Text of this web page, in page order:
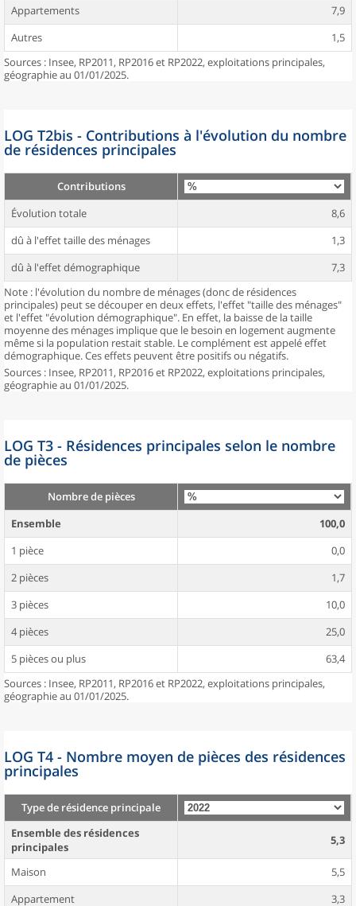
Appartements
7,9
Autres
1,5
Sources : Insee, RP2011, RP2016 et RP2022, exploitations principales,
géographie au 01/01/2025.
LOG T2bis - Contributions à l'évolution du nombre
de résidences principales
Contributions
Évolution totale
8,6
dû à l'effet taille des ménages
1,3
dû à l'effet démographique
7,3
Note : l'évolution du nombre de ménages (donc de résidences
principales) peut se découper en deux effets, l'effet "taille des ménages"
et l'effet "évolution démographique". En effet, la baisse de la taille
moyenne des ménages implique que le besoin en logement augmente
même si la population restait stable. Le complément est appelé effet
démographique. Ces effets peuvent être positifs ou négatifs.
Sources : Insee, RP2011, RP2016 et RP2022, exploitations principales,
géographie au 01/01/2025.
LOG T3 - Résidences principales selon le nombre
de pièces
Nombre de pièces
Ensemble
100,0
1 pièce
0,0
2 pièces
1,7
3 pièces
10,0
4 pièces
25,0
5 pièces ou plus
63,4
Sources : Insee, RP2011, RP2016 et RP2022, exploitations principales,
géographie au 01/01/2025.
LOG T4 - Nombre moyen de pièces des résidences
principales
Type de résidence principale
Ensemble des résidences
principales
5,3
Maison
5,5
Appartement
3,3